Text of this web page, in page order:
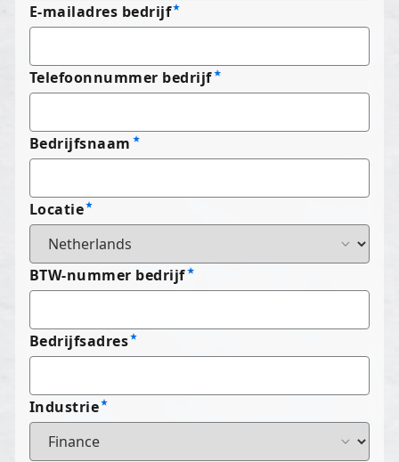
E-mailadres bedrijf
Telefoonnummer bedrijf
Bedrijfsnaam
Locatie
BTW-nummer bedrijf
Bedrijfsadres
Industrie